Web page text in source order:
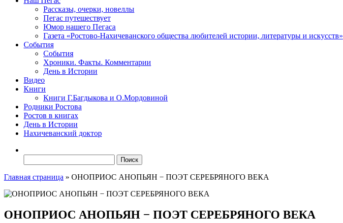
Рассказы, очерки, новеллы
Пегас путешествует
Юмор нашего Пегаса
Газета «Ростово-Нахичеванского общества любителей истории, литературы и искусств»
События
События
Хроники. Факты. Комментарии
День в Истории
Видео
Книги
Книги Г.Багдыкова и О.Мордовиной
Родники Ростова
Ростов в книгах
День в Истории
Нахичеванский доктор
Главная страница » ОНОПРИОС АНОПЬЯН − ПОЭТ СЕРЕБРЯНОГО ВЕКА
ОНОПРИОС АНОПЬЯН − ПОЭТ СЕРЕБРЯНОГО ВЕКА